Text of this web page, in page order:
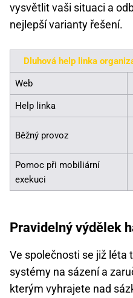
vysvětlit vaši situaci a
nejlepší varianty řešení.
Dluhová help linka
Web
Help linka
Běžný provoz
Pomoc při mobiliární
exekuci
Pravidelný výdělek
Ve společnosti se již léta
systémy na sázení a
kterým vyhrajete nad